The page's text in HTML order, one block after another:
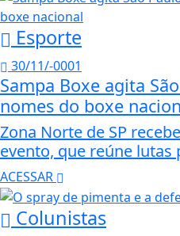
Esporte
30/11/-0001
Sampa Boxe agita
nomes do boxe
Zona Norte de SP
evento, que reúne lutas
ACESSAR
Colunistas